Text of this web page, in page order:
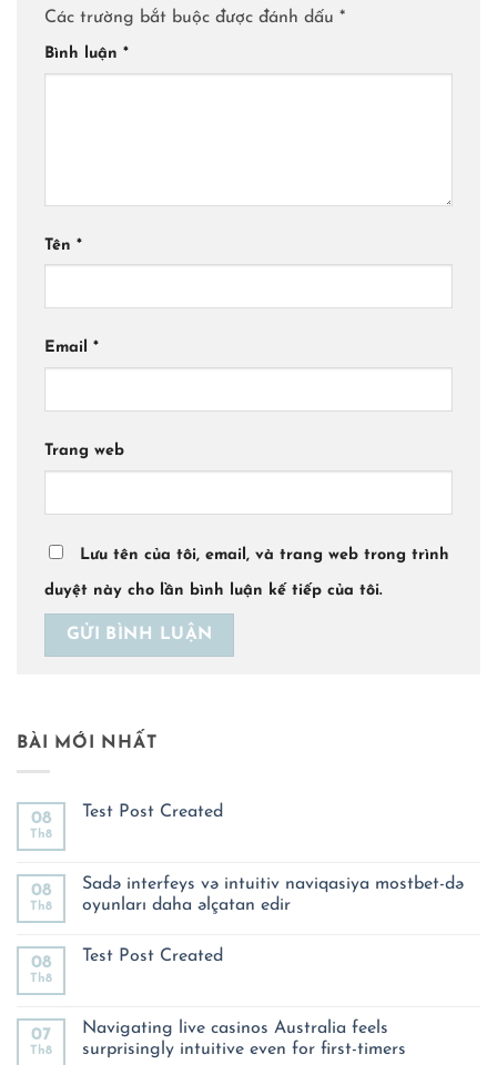
Các trường bắt buộc được đánh dấu *
Bình luận *
Tên *
Email *
Trang web
Lưu tên của tôi, email, và trang web trong trình
duyệt này cho lần bình luận kế tiếp của tôi.
BÀI MỚI NHẤT
08
Th8
Test Post Created
luận
ở
Test
08
Th8
Sadə interfeys və intuitiv naviqasiya mostbet-də
oyunları daha əlçatan edir
bình
və
naviqasiya
08
Th8
Test Post Created
luận
ở
Test
07
Th8
Navigating live casinos Australia feels
surprisingly intuitive even for first-timers